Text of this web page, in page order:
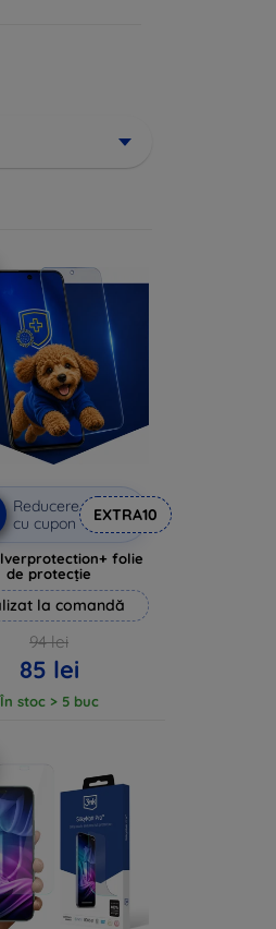
Reducere
cu cupon
EXTRA10
folie
de protecție
la comandă
94 lei
85 lei
În stoc > 5 buc